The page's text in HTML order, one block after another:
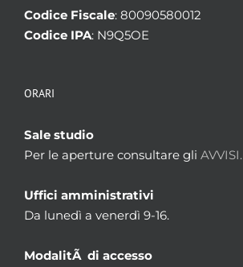
Codice Fiscale: 80090580012
Codice IPA: N9Q5OE
ORARI
Sale studio
Per le aperture consultare gli AVVISI.
Uffici amministrativi
Da lunedì a venerdì 9-16.
ModalitÃ di accesso